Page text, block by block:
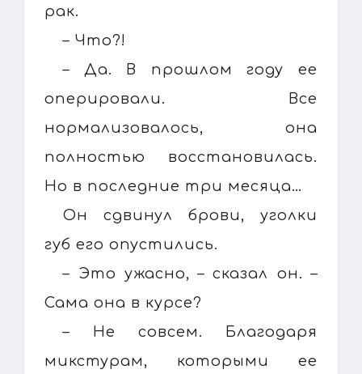
рак.
– Что?!
– Да. В прошлом году ее
оперировали. Все
нормализовалось, она
полностью восстановилась.
Но в последние три месяца…
Он сдвинул брови, уголки
губ его опустились.
– Это ужасно, – сказал он. –
Сама она в курсе?
– Не совсем. Благодаря
микстурам, которыми ее